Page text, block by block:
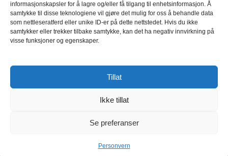
informasjonskapsler for å lagre og/eller få tilgang til enhetsinformasjon. Å
samtykke til disse teknologiene vil gjøre det mulig for oss å behandle data
som nettleseratferd eller unike ID-er på dette nettstedet. Hvis du ikke
samtykker eller trekker tilbake samtykke, kan det ha negativ innvirkning på
visse funksjoner og egenskaper.
Tillat
Ikke tillat
Se preferanser
Personvern
Samarbeidspartnere
Blaaregn – digitale tjenester